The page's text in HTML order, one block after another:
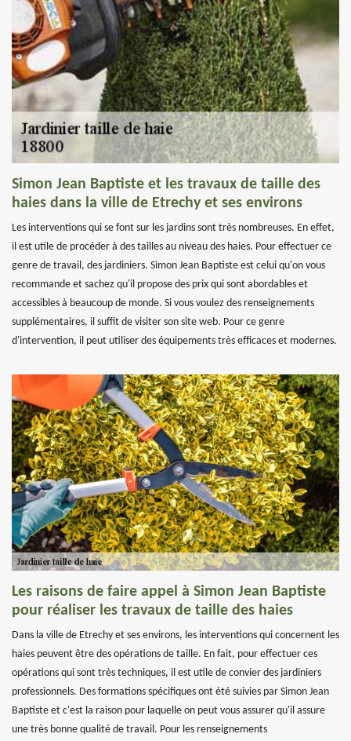
Simon Jean Baptiste et les travaux de taille des
haies dans la ville de Etrechy et ses environs
Les interventions qui se font sur les jardins sont très nombreuses. En effet,
il est utile de procéder à des tailles au niveau des haies. Pour effectuer ce
genre de travail, des jardiniers. Simon Jean Baptiste est celui qu'on vous
recommande et sachez qu'il propose des prix qui sont abordables et
accessibles à beaucoup de monde. Si vous voulez des renseignements
supplémentaires, il suffit de visiter son site web. Pour ce genre
d'intervention, il peut utiliser des équipements très efficaces et modernes.
Les raisons de faire appel à Simon Jean Baptiste
pour réaliser les travaux de taille des haies
Dans la ville de Etrechy et ses environs, les interventions qui concernent les
haies peuvent être des opérations de taille. En fait, pour effectuer ces
opérations qui sont très techniques, il est utile de convier des jardiniers
professionnels. Des formations spécifiques ont été suivies par Simon Jean
Baptiste et c'est la raison pour laquelle on peut vous assurer qu'il assure
une très bonne qualité de travail. Pour les renseignements